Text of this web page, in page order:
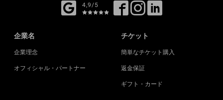
4,9/5
企業名
企業理念
オフィシャル・パートナー
チケット
簡単なチケット購入
返金保証
ギフト・カード